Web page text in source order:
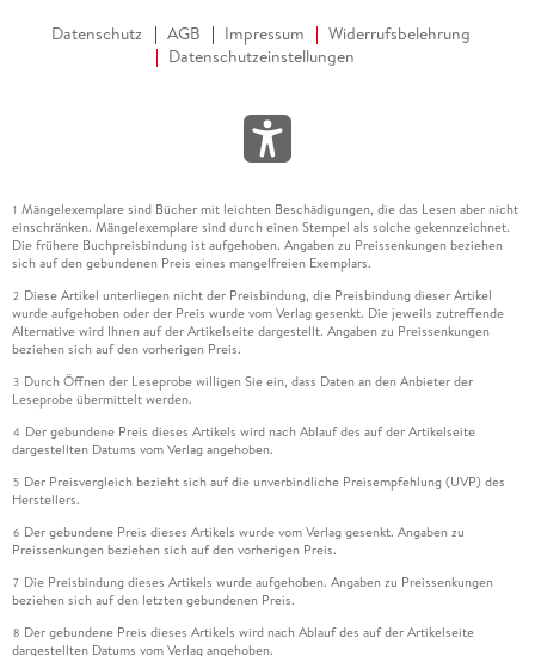
Datenschutz AGB Impressum
Widerrufsbelehrung
Datenschutzeinstellungen
1 Mängelexemplare sind Bücher mit leichten Beschädigungen, die das Lesen aber nicht
einschränken. Mängelexemplare sind durch einen Stempel als solche gekennzeichnet.
Die frühere Buchpreisbindung ist aufgehoben. Angaben zu Preissenkungen beziehen
sich auf den gebundenen Preis eines mangelfreien Exemplars.
2 Diese Artikel unterliegen nicht der Preisbindung, die Preisbindung dieser Artikel
wurde aufgehoben oder der Preis wurde vom Verlag gesenkt. Die jeweils zutreffende
Alternative wird Ihnen auf der Artikelseite dargestellt. Angaben zu Preissenkungen
beziehen sich auf den vorherigen Preis.
3 Durch Öffnen der Leseprobe willigen Sie ein, dass Daten an den Anbieter der
Leseprobe übermittelt werden.
4 Der gebundene Preis dieses Artikels wird nach Ablauf des auf der Artikelseite
dargestellten Datums vom Verlag angehoben.
5 Der Preisvergleich bezieht sich auf die unverbindliche Preisempfehlung (UVP) des
Herstellers.
6 Der gebundene Preis dieses Artikels wurde vom Verlag gesenkt. Angaben zu
Preissenkungen beziehen sich auf den vorherigen Preis.
7 Die Preisbindung dieses Artikels wurde aufgehoben. Angaben zu Preissenkungen
beziehen sich auf den letzten gebundenen Preis.
8 Der gebundene Preis dieses Artikels wird nach Ablauf des auf der Artikelseite
dargestellten Datums vom Verlag angehoben.